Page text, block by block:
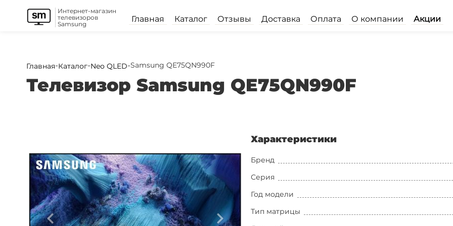
Интернет-магазин
телевизоров
Samsung
Главная Каталог Отзывы Доставка Оплата О компании Акции
Главная-Каталог-Neo QLED-Samsung QE75QN990F
Телевизор Samsung QE75QN990F
Характеристики
Бренд
Серия
Год модели
Тип матрицы